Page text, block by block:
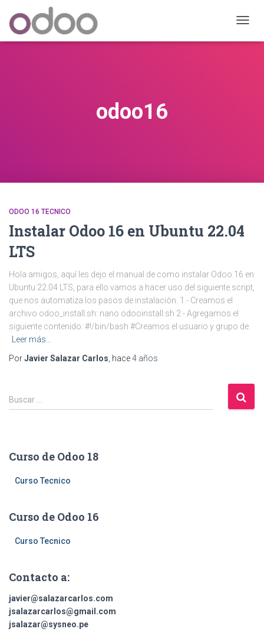
MODO
odoo16
ODOO 16 TECNICO
Instalar Odoo 16 en Ubuntu 22.04
LTS
Hola amigos, aquí les dejo el manual de como instalar Odoo 16 en
Ubuntu 22.04 LTS, para ello vamos a hacer uso del siguiente script,
que nos automatiza los pasos de instalación. 1.- Creamos el
archivo odoo_install.sh: nano odooinstall.sh 2.- Agregamos el
siguiente contenido: #!/bin/bash #Creamos el usuario y grupo de
Leer más…
PorJavier Salazar Carlos , hace4 años
B
u
r
Buscar …
Curso de Odoo 18
Curso Tecnico
Curso de Odoo 16
Curso Tecnico
Contacto a:
javier@salazarcarlos.com
jsalazarcarlos@gmail.com
jsalazar@sysneo.pe